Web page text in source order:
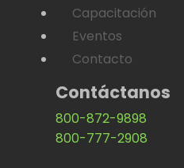
Capacitación
Eventos
Contacto
Contáctanos
800-872-9898
800-777-2908